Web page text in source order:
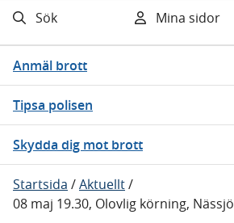
Sök Mina sidor
Anmäl brott
Tipsa polisen
Skydda dig mot brott
Startsida /Aktuellt/
08 maj 19.30, Olovlig körning, Nässjö